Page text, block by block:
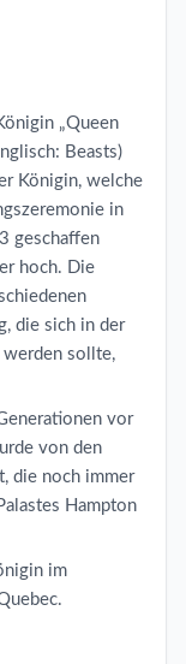
„Queen
Beasts)
Königin, welche
in
geschaffen
hoch. Die
die sich in der
werden sollte,
vor
von den
die noch immer
Hampton
im